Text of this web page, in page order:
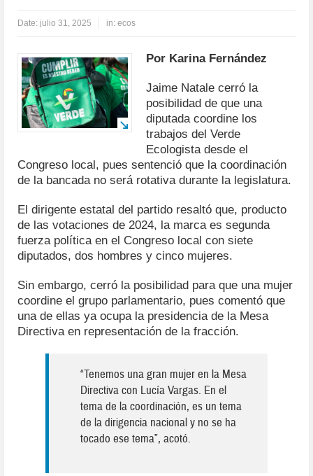
Date: julio 31, 2025 in:ecos
Por Karina Fernández
Jaime Natale cerró la
posibilidad de que una
diputada coordine los
trabajos del Verde
Ecologista desde el
Congreso local, pues sentenció que la coordinación
de la bancada no será rotativa durante la legislatura.
El dirigente estatal del partido resaltó que, producto
de las votaciones de 2024, la marca es segunda
fuerza política en el Congreso local con siete
diputados, dos hombres y cinco mujeres.
Sin embargo, cerró la posibilidad para que una mujer
coordine el grupo parlamentario, pues comentó que
una de ellas ya ocupa la presidencia de la Mesa
Directiva en representación de la fracción.
“Tenemos una gran mujer en la Mesa
Directiva con Lucía Vargas. En el
tema de la coordinación, es un tema
de la dirigencia nacional y no se ha
tocado ese tema”, acotó.